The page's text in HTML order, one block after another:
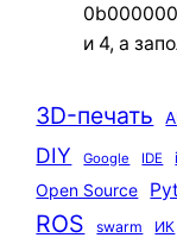
и 4, а
3D-печать
DIY Google IDE
Open Source
ROS swarm ИК